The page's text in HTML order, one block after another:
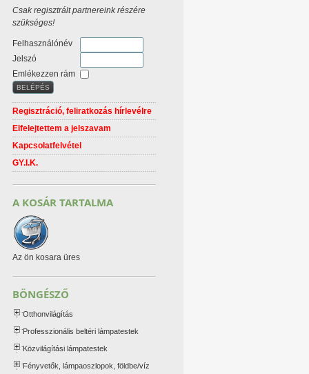
Csak regisztrált partnereink részére
szükséges!
Felhasználónév
Jelszó
Emlékezzen rám
Regisztráció, feliratkozás hírlevélre
Elfelejtettem a jelszavam
Kapcsolatfelvétel
GY.I.K.
A KOSÁR TARTALMA
Az ön kosara üres
BÖNGÉSZŐ
Otthonvilágítás
Professzionális beltéri lámpatestek
Közvilágítási lámpatestek
Fényvetők, lámpaoszlopok, földbe/víz